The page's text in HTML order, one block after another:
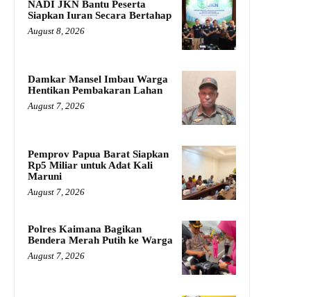
NADI JKN Bantu Peserta
Siapkan Iuran Secara Bertahap
August 8, 2026
Damkar Mansel Imbau Warga
Hentikan Pembakaran Lahan
August 7, 2026
Pemprov Papua Barat Siapkan
Rp5 Miliar untuk Adat Kali
Maruni
August 7, 2026
Polres Kaimana Bagikan
Bendera Merah Putih ke Warga
August 7, 2026